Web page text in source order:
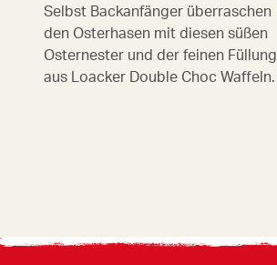
Selbst Backanfänger überraschen
den Osterhasen mit diesen süßen
Osternester und der feinen Füllung
aus Loacker Double Choc Waffeln.